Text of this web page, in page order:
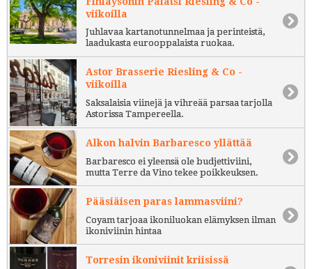
viikoilla
Juhlavaa kartanotunnelmaa ja perinteistä,
laadukasta eurooppalaista ruokaa.
Astor Brasserie Riesling & Co -
viikoilla
Saksalaisia viinejä ja vihreää parsaa tarjolla
Astorissa Tampereella.
Alkon halvin Barbaresco yllättää
Barbaresco ei yleensä ole budjettiviini,
mutta Terre da Vino tekee poikkeuksen.
Pääsiäisen paras lammasviini?
Coyam tarjoaa ikoniluokan elämyksen ilman
ikoniviinin hintaa
Torresin ikoniviinit kriisissä